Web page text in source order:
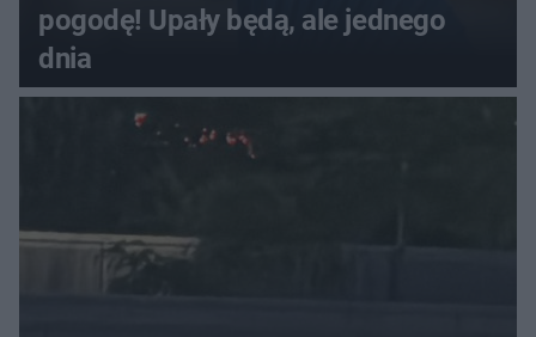
pogodę! Upały będą, ale jednego
dnia